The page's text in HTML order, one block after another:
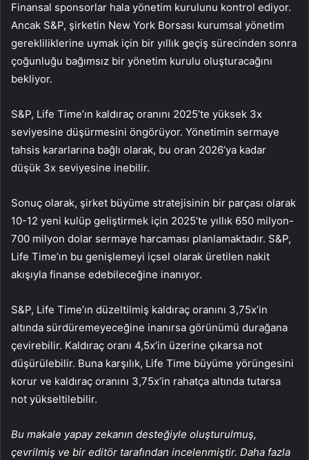
Finansal sponsorlar hala yönetim kurulunu kontrol ediyor.
Ancak S&P, şirketin New York Borsası kurumsal yönetim
gerekliliklerine uymak için bir yıllık geçiş sürecinden sonra
çoğunluğu bağımsız bir yönetim kurulu oluşturacağını
bekliyor.
S&P, Life Time’ın kaldıraç oranını 2025’te yüksek 3x
seviyesine düşürmesini öngörüyor. Yönetimin sermaye
tahsis kararlarına bağlı olarak, bu oran 2026’ya kadar
düşük 3x seviyesine inebilir.
Sonuç olarak, şirket büyüme stratejisinin bir parçası olarak
10-12 yeni kulüp geliştirmek için 2025’te yıllık 650 milyon-
700 milyon dolar sermaye harcaması planlamaktadır. S&P,
Life Time’ın bu genişlemeyi içsel olarak üretilen nakit
akışıyla finanse edebileceğine inanıyor.
S&P, Life Time’ın düzeltilmiş kaldıraç oranını 3,75x’in
altında sürdüremeyeceğine inanırsa görünümü durağana
çevirebilir. Kaldıraç oranı 4,5x’in üzerine çıkarsa not
düşürülebilir. Buna karşılık, Life Time büyüme yörüngesini
korur ve kaldıraç oranını 3,75x’in rahatça altında tutarsa
not yükseltilebilir.
Bu makale yapay zekanın desteğiyle oluşturulmuş,
çevrilmiş ve bir editör tarafından incelenmiştir. Daha fazla